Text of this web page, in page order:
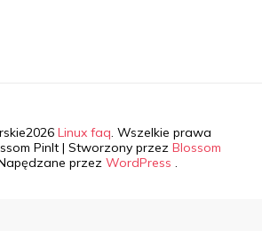
Linux faq. Wszelkie prawa
PinIt | Stworzony przez Blossom
przez WordPress .